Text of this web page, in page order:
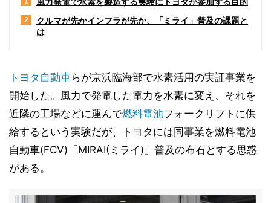
2
クルマが先かインフラが先か、「ミライ」普及の課題と
は
トヨタ 自動車らが京浜臨海部で水素活用の実証事業を
開始した。風力で発電した電力を水素に変え、それを
近隣の工場などに運んで燃料電池フォークリフトに供
給するという実験だが、トヨタには同事業を燃料電池
自動車(FCV)「MIRAI(ミライ)」普及の布石とする思惑
がある。